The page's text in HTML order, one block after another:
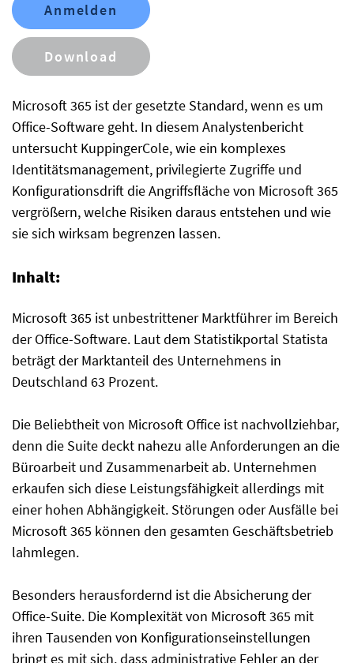
Microsoft 365 ist der gesetzte Standard, wenn es um
Office-Software geht. In diesem Analystenbericht
untersucht KuppingerCole, wie ein komplexes
Identitätsmanagement, privilegierte Zugriffe und
Konfigurationsdrift die Angriffsfläche von Microsoft 365
vergrößern, welche Risiken daraus entstehen und wie
sie sich wirksam begrenzen lassen.
Inhalt:
Microsoft 365 ist unbestrittener Marktführer im Bereich
der Office-Software. Laut dem Statistikportal Statista
beträgt der Marktanteil des Unternehmens in
Deutschland 63 Prozent.
Die Beliebtheit von Microsoft Office ist nachvollziehbar,
denn die Suite deckt nahezu alle Anforderungen an die
Büroarbeit und Zusammenarbeit ab. Unternehmen
erkaufen sich diese Leistungsfähigkeit allerdings mit
einer hohen Abhängigkeit. Störungen oder Ausfälle bei
Microsoft 365 können den gesamten Geschäftsbetrieb
lahmlegen.
Besonders herausfordernd ist die Absicherung der
Office-Suite. Die Komplexität von Microsoft 365 mit
ihren Tausenden von Konfigurationseinstellungen
bringt es mit sich, dass administrative Fehler an der
Anmelden
Download